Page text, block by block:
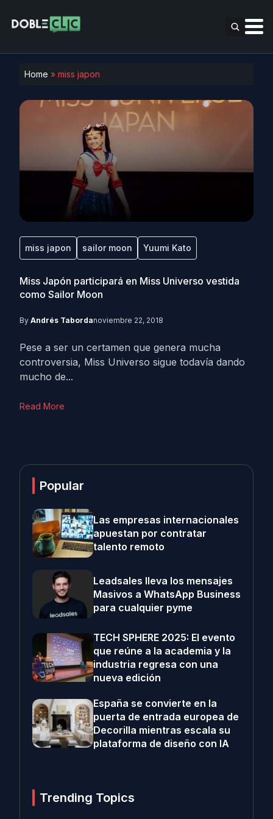
Home » miss japon
miss japon sailor moon Yuumi Kato
Miss Japón participará en Miss Universo vestida
como Sailor Moon
By Andrés Tabordanoviembre 22, 2018
Pese a ser un certamen que genera mucha
controversia, Miss Universo sigue todavía dando
mucho de...
Read More
Popular
Las empresas internacionales
apuestan por contratar
talento remoto
Leadsales lleva los mensajes
Masivos a WhatsApp Business
para cualquier pyme
TECH SPHERE 2025: El evento
que reúne a la academia y la
industria regresa con una
nueva edición
España se convierte en la
puerta de entrada europea de
Decorilla mientras escala su
plataforma de diseño con IA
Trending Topics